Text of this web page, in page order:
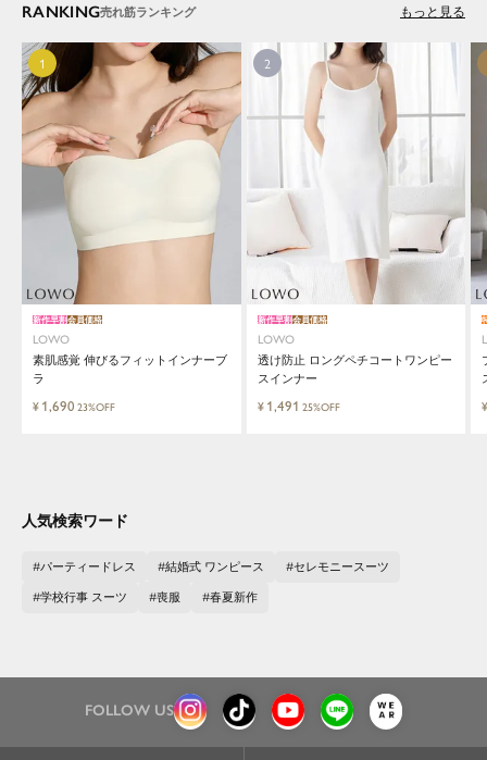
RANKING もっと見る
LOWO
素肌感覚 伸びるフィットインナーブ
ラ
新作早割会員価格
¥ 1,690 23%OFF
LOWO
透け防止 ロングペチコートワンピー
スインナー
新作早割会員価格
¥ 1,491 25%OFF ¥
人気検索ワード
パーティードレス 結婚式 ワンピース セレモニースーツ
学校行事 スーツ 喪服 春夏新作
FOLLOW US